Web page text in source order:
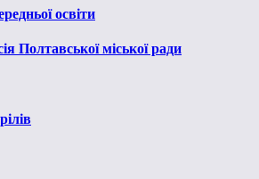
освіти
Полтавської міської ради